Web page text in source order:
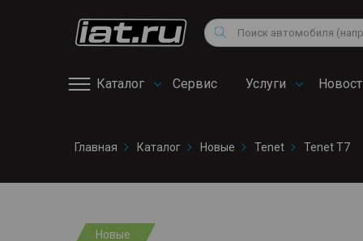
Поиск
Каталог Сервис
сервис
Услуги
Снегоходы
Квадроциклы
Главная Каталог Новые Tenet Tenet T7
Новые